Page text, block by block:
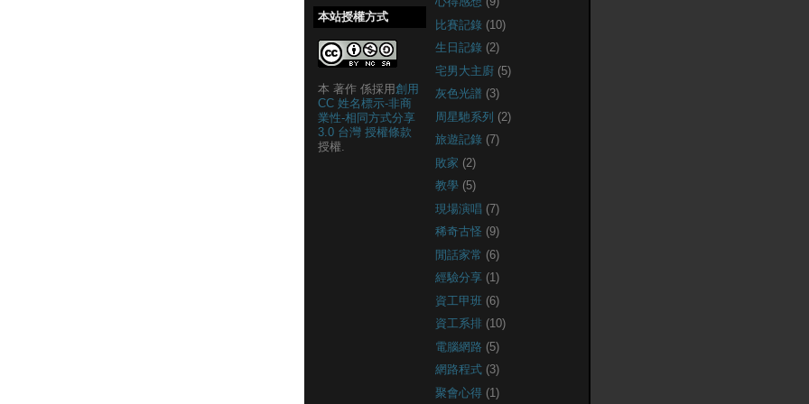
比賽記錄 (10)
生日記錄 (2)
宅男大主廚 (5)
灰色光譜 (3)
周星馳系列 (2)
旅遊記錄 (7)
敗家 (2)
教學 (5)
現場演唱 (7)
稀奇古怪 (9)
閒話家常 (6)
經驗分享 (1)
資工甲班 (6)
資工系排 (10)
電腦網路 (5)
網路程式 (3)
聚會心得 (1)
本站授權方式
本 著作 係採用創用
CC 姓名標示-非商
業性-相同方式分享
3.0 台灣 授權條款
授權.